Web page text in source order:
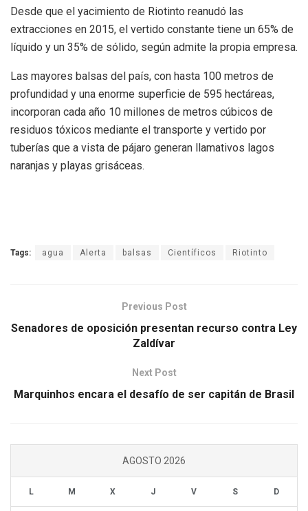
Desde que el yacimiento de Riotinto reanudó las
extracciones en 2015, el vertido constante tiene un 65% de
líquido y un 35% de sólido, según admite la propia empresa.
Las mayores balsas del país, con hasta 100 metros de
profundidad y una enorme superficie de 595 hectáreas,
incorporan cada año 10 millones de metros cúbicos de
residuos tóxicos mediante el transporte y vertido por
tuberías que a vista de pájaro generan llamativos lagos
naranjas y playas grisáceas.
Tags: agua Alerta balsas Científicos Riotinto
Previous Post
Senadores de oposición presentan recurso contra Ley
Zaldívar
Next Post
Marquinhos encara el desafío de ser capitán de Brasil
AGOSTO 2026
L M X J V S D